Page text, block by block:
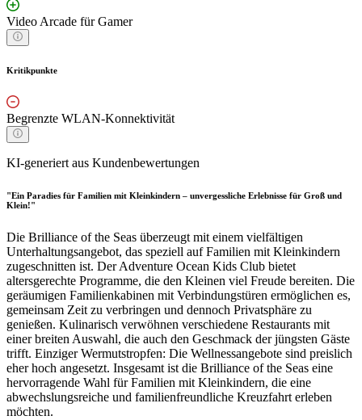
Video Arcade für Gamer
Kritikpunkte
Begrenzte WLAN-Konnektivität
KI-generiert aus Kundenbewertungen
"Ein Paradies für Familien mit Kleinkindern – unvergessliche Erlebnisse für Groß und
Klein!"
Die Brilliance of the Seas überzeugt mit einem vielfältigen
Unterhaltungsangebot, das speziell auf Familien mit Kleinkindern
zugeschnitten ist. Der Adventure Ocean Kids Club bietet
altersgerechte Programme, die den Kleinen viel Freude bereiten. Die
geräumigen Familienkabinen mit Verbindungstüren ermöglichen es,
gemeinsam Zeit zu verbringen und dennoch Privatsphäre zu
genießen. Kulinarisch verwöhnen verschiedene Restaurants mit
einer breiten Auswahl, die auch den Geschmack der jüngsten Gäste
trifft. Einziger Wermutstropfen: Die Wellnessangebote sind preislich
eher hoch angesetzt. Insgesamt ist die Brilliance of the Seas eine
hervorragende Wahl für Familien mit Kleinkindern, die eine
abwechslungsreiche und familienfreundliche Kreuzfahrt erleben
möchten.